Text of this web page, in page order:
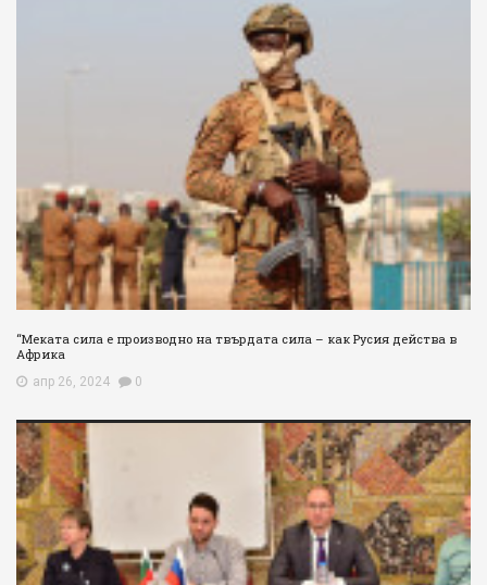
“Меката сила е производно на твърдата сила – как Русия действа в
Африка
апр 26, 2024 0